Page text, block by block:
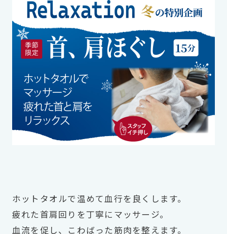
ホットタオルで温めて血行を良くします。
疲れた首肩回りを丁寧にマッサージ。
血流を促し、こわばった筋肉を整えます。